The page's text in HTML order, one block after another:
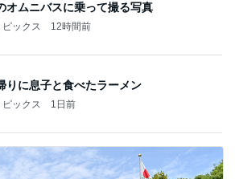
オムニバスに乗って撮る写真
ックス 12時間前
りに息子と食べたラーメン
ックス 1日前